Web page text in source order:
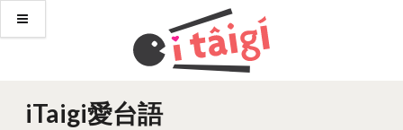
iTaigi愛台語